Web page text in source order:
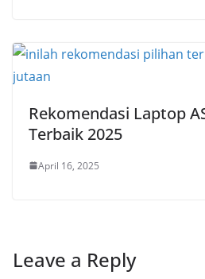
Rekomendasi Laptop
Terbaik 2025
April 16, 2025
Leave a Reply